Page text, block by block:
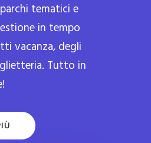
tematici e
in tempo
vacanza, degli
Tutto in